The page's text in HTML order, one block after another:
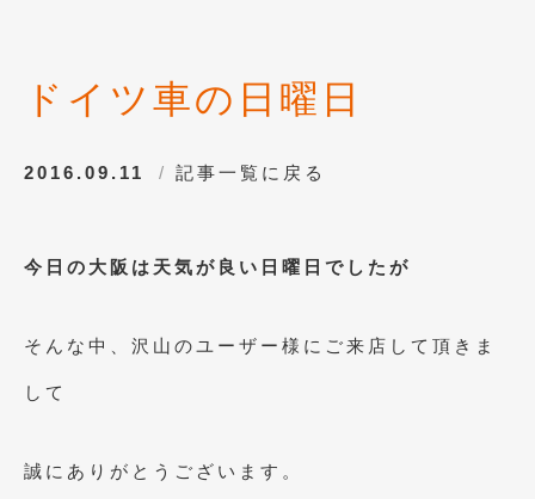
ドイツ車の日曜日
2016.09.11 記事一覧に戻る
今日の大阪は天気が良い日曜日でしたが
そんな中、沢山のユーザー様にご来店して頂きま
して
誠にありがとうございます。